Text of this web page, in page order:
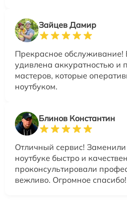
Зайцев Дамир
Прекрасное обслуживание!
удивлена аккуратностью и
мастеров, которые
ноутбуком.
Блинов Константин
Отличный сервис! Заменили
ноутбуке быстро и
проконсультировали
вежливо. Огромное спасибо!